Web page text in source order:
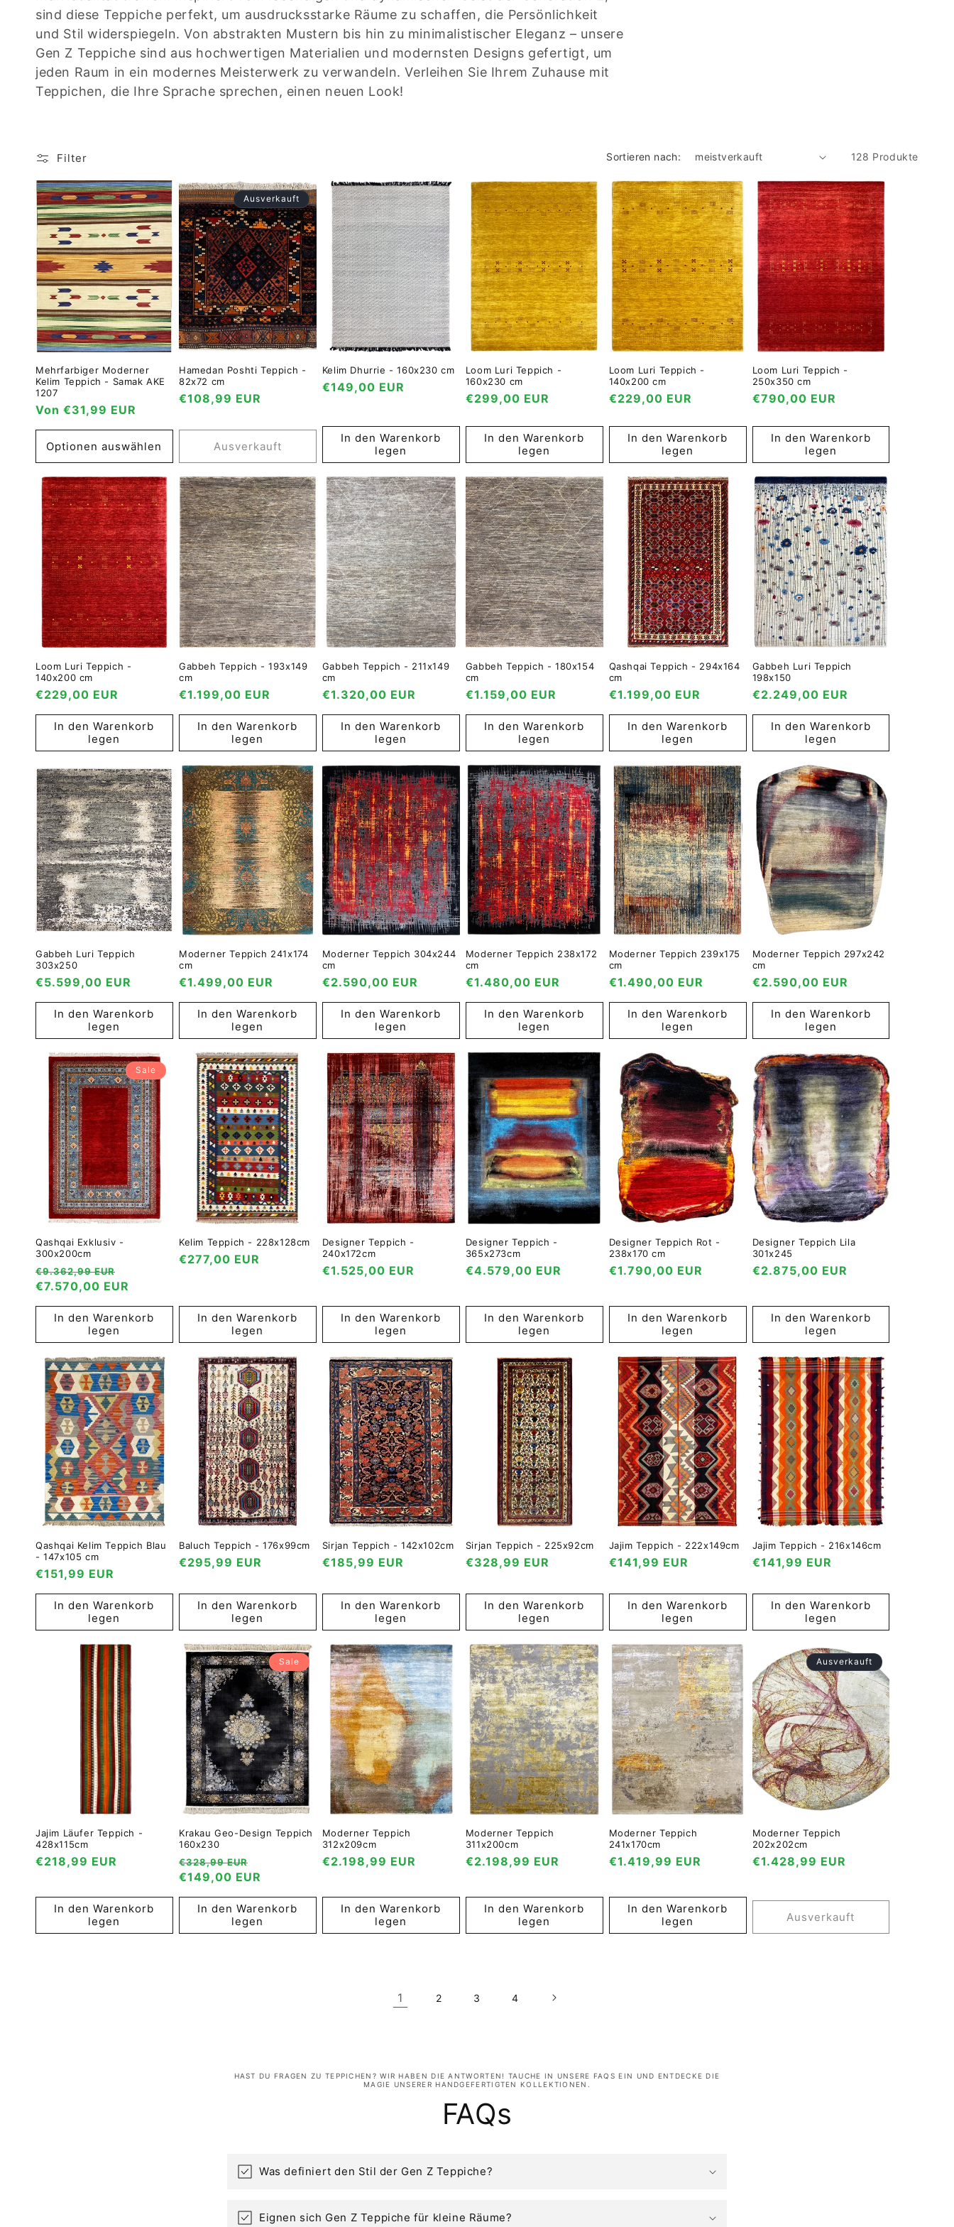
e
g
r
i
e
:
sind diese Teppiche perfekt, um ausdrucksstarke Räume zu schaffen, die Persönlichkeit
und Stil widerspiegeln. Von abstrakten Mustern bis hin zu minimalistischer Eleganz – unsere
Gen Z Teppiche sind aus hochwertigen Materialien und modernsten Designs gefertigt, um
jeden Raum in ein modernes Meisterwerk zu verwandeln. Verleihen Sie Ihrem Zuhause mit
Teppichen, die Ihre Sprache sprechen, einen neuen Look!
Filter Sortieren nach: 128 Produkte
Mehrfarbiger Moderner
Kelim Teppich - Samak AKE
1207
Normaler
Von €31,99 EUR
Optionen auswählen
Ausverkauft
Hamedan Poshti Teppich -
82x72 cm
Normaler
€108,99 EUR
Ausverkauft
Kelim Dhurrie - 160x230 cm
Normaler
€149,00 EUR
In den Warenkorb
legen
Loom Luri Teppich -
160x230 cm
Normaler
€299,00 EUR
In den Warenkorb
legen
Loom Luri Teppich -
140x200 cm
Normaler
€229,00 EUR
In den Warenkorb
legen
Loom Luri Teppich -
250x350 cm
Normaler
€790,00 EUR
In den Warenkorb
legen
Loom Luri Teppich -
140x200 cm
Normaler
€229,00 EUR
In den Warenkorb
legen
Gabbeh Teppich - 193x149
cm
Normaler
€1.199,00 EUR
In den Warenkorb
legen
Gabbeh Teppich - 211x149
cm
Normaler
€1.320,00 EUR
In den Warenkorb
legen
Gabbeh Teppich - 180x154
cm
Normaler
€1.159,00 EUR
In den Warenkorb
legen
Qashqai Teppich - 294x164
cm
Normaler
€1.199,00 EUR
In den Warenkorb
legen
Gabbeh Luri Teppich
198x150
Normaler
€2.249,00 EUR
In den Warenkorb
legen
Gabbeh Luri Teppich
303x250
Normaler
€5.599,00 EUR
In den Warenkorb
legen
Moderner Teppich 241x174
cm
Normaler
€1.499,00 EUR
In den Warenkorb
legen
Moderner Teppich 304x244
cm
Normaler
€2.590,00 EUR
In den Warenkorb
legen
Moderner Teppich 238x172
cm
Normaler
€1.480,00 EUR
In den Warenkorb
legen
Moderner Teppich 239x175
cm
Normaler
€1.490,00 EUR
In den Warenkorb
legen
Moderner Teppich 297x242
cm
Normaler
€2.590,00 EUR
In den Warenkorb
legen
Sale
Qashqai Exklusiv -
300x200cm
Normaler
Preis
€9.362,99 EUR
€7.570,00 EUR
In den Warenkorb
legen
Kelim Teppich - 228x128cm
Normaler
€277,00 EUR
In den Warenkorb
legen
Designer Teppich -
240x172cm
Normaler
€1.525,00 EUR
In den Warenkorb
legen
Designer Teppich -
365x273cm
Normaler
€4.579,00 EUR
In den Warenkorb
legen
Designer Teppich Rot -
238x170 cm
Normaler
€1.790,00 EUR
In den Warenkorb
legen
Designer Teppich Lila
301x245
Normaler
€2.875,00 EUR
In den Warenkorb
legen
Qashqai Kelim Teppich Blau
- 147x105 cm
Normaler
€151,99 EUR
In den Warenkorb
legen
Baluch Teppich - 176x99cm
Normaler
€295,99 EUR
In den Warenkorb
legen
Sirjan Teppich - 142x102cm
Normaler
€185,99 EUR
In den Warenkorb
legen
Sirjan Teppich - 225x92cm
Normaler
€328,99 EUR
In den Warenkorb
legen
Jajim Teppich - 222x149cm
Normaler
€141,99 EUR
In den Warenkorb
legen
Jajim Teppich - 216x146cm
Normaler
€141,99 EUR
In den Warenkorb
legen
Jajim Läufer Teppich -
428x115cm
Normaler
€218,99 EUR
In den Warenkorb
legen
Sale
Krakau Geo-Design Teppich
160x230
Normaler
Preis
€328,99 EUR
Verkaufspreis
€149,00 EUR
In den Warenkorb
legen
Moderner Teppich
312x209cm
Normaler
€2.198,99 EUR
In den Warenkorb
legen
Moderner Teppich
311x200cm
Normaler
€2.198,99 EUR
In den Warenkorb
legen
Moderner Teppich
241x170cm
Normaler
€1.419,99 EUR
In den Warenkorb
legen
Ausverkauft
Moderner Teppich
202x202cm
Normaler
€1.428,99 EUR
Ausverkauft
1 2 3 4
HAST DU FRAGEN ZU TEPPICHEN? WIR HABEN DIE ANTWORTEN! TAUCHE IN UNSERE FAQS EIN UND ENTDECKE DIE
MAGIE UNSERER HANDGEFERTIGTEN KOLLEKTIONEN.
FAQs
Was definiert den Stil der Gen Z Teppiche?
Eignen sich Gen Z Teppiche für kleine Räume?